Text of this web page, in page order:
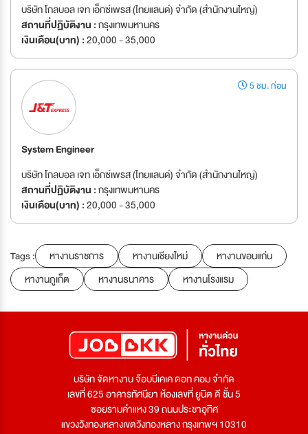
บริษัท โกลบอล เจท เอ็กซ์เพรส (ไทยแลนด์) จำกัด (สำนักงานใหญ่)
สถานที่ปฏิบัติงาน :กรุงเทพมหานคร
เงินเดือน(บาท) :20,000 - 35,000
5 ชม. ก่อน
System Engineer
บริษัท โกลบอล เจท เอ็กซ์เพรส (ไทยแลนด์) จำกัด (สำนักงานใหญ่)
สถานที่ปฏิบัติงาน :กรุงเทพมหานคร
เงินเดือน(บาท) :20,000 - 35,000
Tags : หางานราชการ หางานเชียงใหม่
หางานขอนแก่น
หางานภูเก็ต
หางานธนาคาร หางานโรงแรม
บริษัท จัดหางาน จ๊อบบีเคเค ดอท คอม จำกัด
เลขที่ 625 อาคารทัศนียา ห้องเลขที่ ยูนิต ดี ชั้น 5
ซอยรามคำแหง 39 ถนนประชาอุทิศ
แขวงวังทองหลางเขตวังทองหลาง กรุงเทพฯ 10310